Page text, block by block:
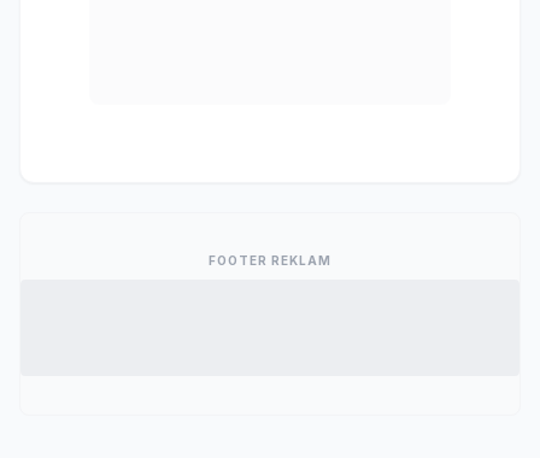
FOOTER REKLAM